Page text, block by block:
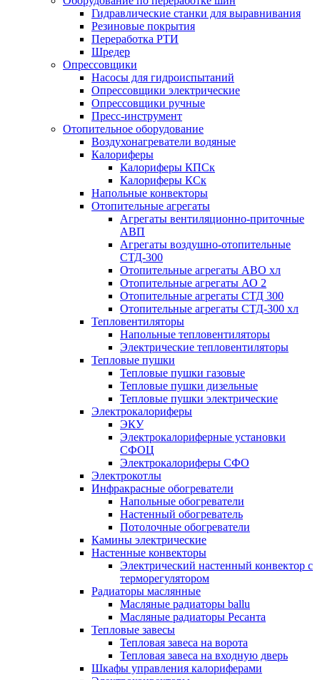
Гидравлические станки для выравнивания
Резиновые покрытия
Переработка РТИ
Шредер
Опрессовщики
Насосы для гидроиспытаний
Опрессовщики электрические
Опрессовщики ручные
Пресс-инструмент
Отопительное оборудование
Воздухонагреватели водяные
Калориферы
Калориферы КПСк
Калориферы КСк
Напольные конвекторы
Отопительные агрегаты
Агрегаты вентиляционно-приточные
АВП
Агрегаты воздушно-отопительные
СТД-300
Отопительные агрегаты АВО хл
Отопительные агрегаты АО 2
Отопительные агрегаты СТД 300
Отопительные агрегаты СТД-300 хл
Тепловентиляторы
Напольные тепловентиляторы
Электрические тепловентиляторы
Тепловые пушки
Тепловые пушки газовые
Тепловые пушки дизельные
Тепловые пушки электрические
Электрокалориферы
ЭКУ
Электрокалориферные установки
СФОЦ
Электрокалориферы СФО
Электрокотлы
Инфракрасные обогреватели
Напольные обогреватели
Настенный обогреватель
Потолочные обогреватели
Камины электрические
Настенные конвекторы
Электрический настенный конвектор с
терморегулятором
Радиаторы маслянные
Масляные радиаторы ballu
Масляные радиаторы Ресанта
Тепловые завесы
Тепловая завеса на ворота
Тепловая завеса на входную дверь
Шкафы управления калориферами